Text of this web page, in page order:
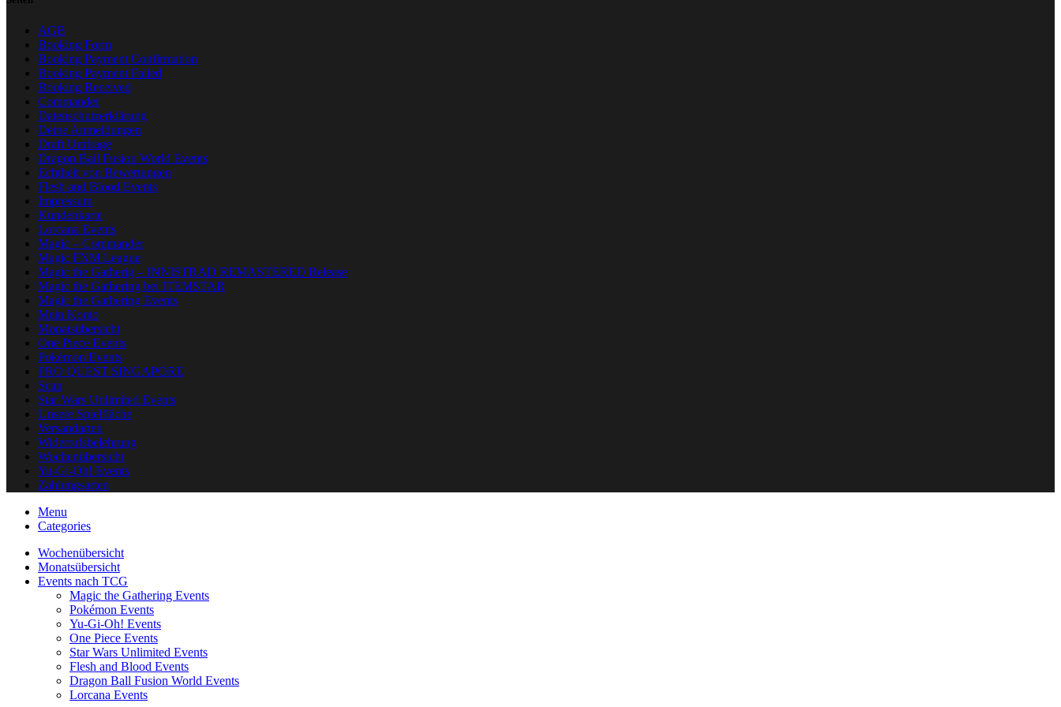
AGB
Booking Form
Booking Payment Confirmation
Booking Payment Failed
Booking Received
Commander
Datenschutzerklärung
Deine Anmeldungen
Draft Umfrage
Dragon Ball Fusion World Events
Echtheit von Bewertungen
Flesh and Blood Events
Impressum
Kundenkarte
Lorcana Events
Magic – Commander
Magic FNM League
Magic the Gatherig – INNISTRAD REMASTERED Release
Magic the Gathering bei ITEMSTAR
Magic the Gathering Events
Mein Konto
Monatsübersicht
One Piece Events
Pokémon Events
PRO QUEST SINGAPORE
Scan
Star Wars Unlimited Events
Unsere Spielfläche
Versandarten
Widerrufsbelehrung
Wochenübersicht
Yu-Gi-Oh! Events
Zahlungsarten
Menu
Categories
Wochenübersicht
Monatsübersicht
Events nach TCG
Magic the Gathering Events
Pokémon Events
Yu-Gi-Oh! Events
One Piece Events
Star Wars Unlimited Events
Flesh and Blood Events
Dragon Ball Fusion World Events
Lorcana Events